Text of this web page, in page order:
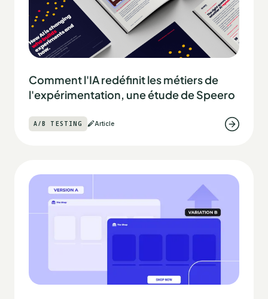
Comment l'IA redéfinit les métiers de
l'expérimentation, une étude de Speero
A/B TESTING Article